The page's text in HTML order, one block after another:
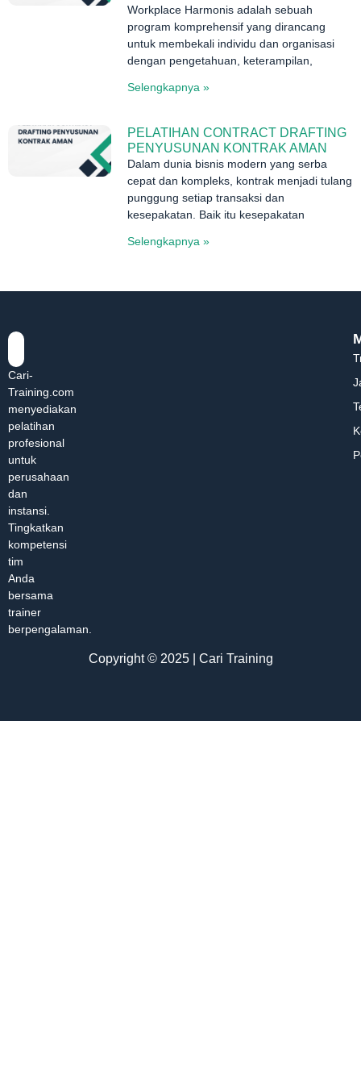
Workplace Harmonis adalah sebuah
program komprehensif yang dirancang
untuk membekali individu dan organisasi
dengan pengetahuan, keterampilan,
Selengkapnya »
PELATIHAN CONTRACT DRAFTING
PENYUSUNAN KONTRAK AMAN
Dalam dunia bisnis modern yang serba
cepat dan kompleks, kontrak menjadi tulang
punggung setiap transaksi dan
kesepakatan. Baik itu kesepakatan
Selengkapnya »
Cari-
Training.com
menyediakan
pelatihan
profesional
untuk
perusahaan
dan
instansi.
Tingkatkan
kompetensi
tim
Anda
bersama
trainer
berpengalaman.
Copyright © 2025 | Cari Training